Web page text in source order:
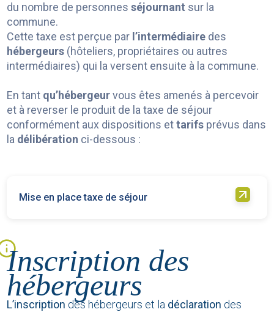
du nombre de personnesséjournant sur la
commune.
Cette taxe est perçue par l’intermédiaire des
hébergeurs (hôteliers, propriétaires ou autres
intermédiaires) qui la versent ensuite à la commune.
En tant qu’hébergeurvous êtes amenés à percevoir
et à reverser le produit de la taxe de séjour
conformément aux dispositions ettarifs prévus dans
la délibération ci-dessous :
Mise en place taxe de séjour
Inscription des
hébergeurs
L’inscription des hébergeurs et la déclaration des